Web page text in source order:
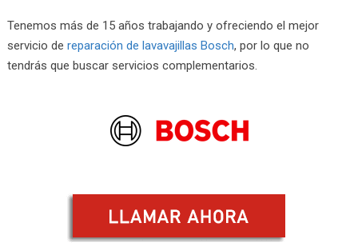
Tenemos más de 15 años trabajando y ofreciendo el mejor
servicio de reparación de lavavajillas Bosch, por lo que no
tendrás que buscar servicios complementarios.